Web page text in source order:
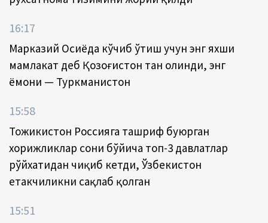
16:17
Марказий Осиёда кўчиб ўтиш учун энг яхши
мамлакат деб Қозоғистон тан олинди, энг
ёмони — Туркманистон
15:58
Тожикистон Россияга ташриф буюрган
хорижликлар сони бўйича топ-3 давлатлар
рўйхатидан чиқиб кетди, Ўзбекистон
етакчиликни сақлаб қолган
15:51